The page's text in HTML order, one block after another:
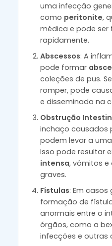
uma infecção
como peritonite,
médica e pode
rapidamente.
Abscessos: A
pode formar
coleções de pus.
romper, pode
e disseminada na
Obstrução
inchaço causados
podem levar a
Isso pode resultar
intensa, vômitos
graves.
Fístulas: Em casos
formação de
anormais entre o
órgãos, como a
infecções e outras